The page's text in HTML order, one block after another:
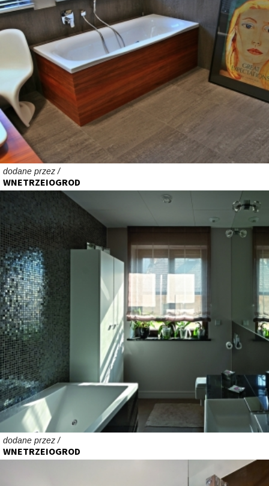
dodane przez /
WNETRZEIOGROD
dodane przez /
WNETRZEIOGROD